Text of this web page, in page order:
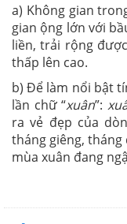
a) Không gian
gian ộng lớn với
liền, trải rộng
thấp lên cao.
b) Để làm nổi bật
lần chữ “xuân”:
ra vẻ đẹp của
tháng giêng,
mùa xuân đang